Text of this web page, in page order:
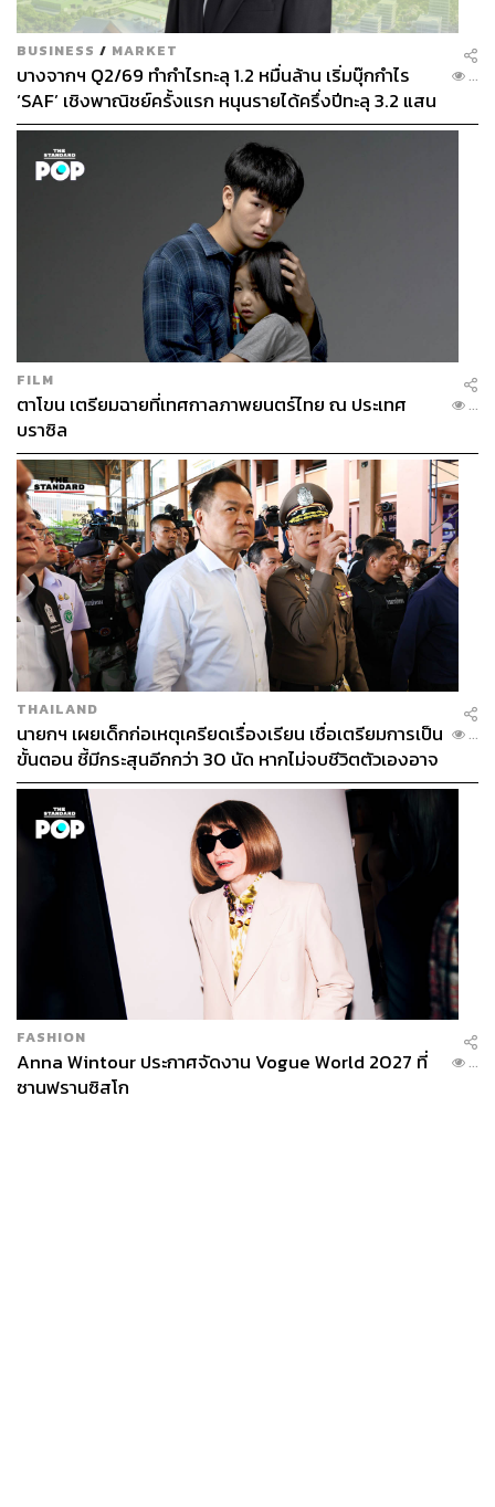
BUSINESS / MARKET
บางจากฯ Q2/69 ทำกำไรทะลุ 1.2 หมื่นล้าน เริ่มบุ๊กกำไร
‘SAF’ เชิงพาณิชย์ครั้งแรก หนุนรายได้ครึ่งปีทะลุ 3.2 แสน
ล้าน
...
FILM
ตาโขน เตรียมฉายที่เทศกาลภาพยนตร์ไทย ณ ประเทศ
บราซิล
...
THAILAND
นายกฯ เผยเด็กก่อเหตุเครียดเรื่องเรียน เชื่อเตรียมการเป็น
ขั้นตอน ชี้มีกระสุนอีกกว่า 30 นัด หากไม่จบชีวิตตัวเองอาจ
สูญเสียเพิ่ม
...
FASHION
Anna Wintour ประกาศจัดงาน Vogue World 2027 ที่
ซานฟรานซิสโก
...